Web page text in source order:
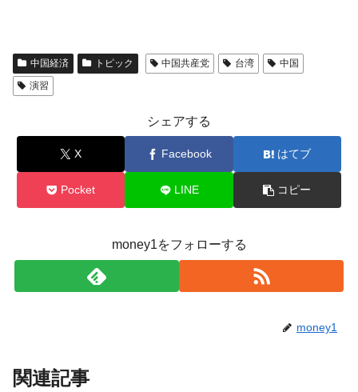
中国経済 トピック 中国共産党 台湾
中国
演習
シェアする
X Facebook はてブ
Pocket LINE コピー
money1をフォローする
money1
関連記事